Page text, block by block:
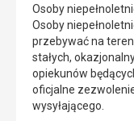
Osoby
Osoby
przebywać na
stałych,
opiekunów
oficjalne
wysyłającego.